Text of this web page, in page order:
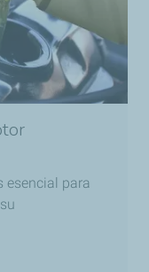
esencial para